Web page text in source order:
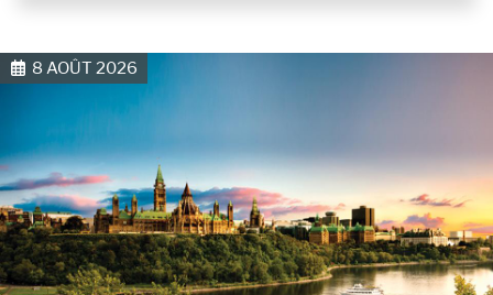
8 AOÛT 2026